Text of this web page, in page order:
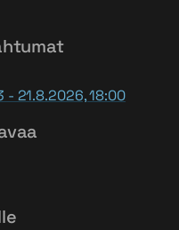
- 21.8.2026, 18:00